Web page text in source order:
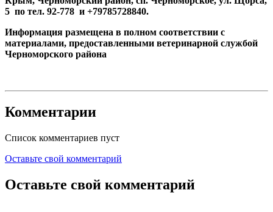
5 по тел. 92-778 и +79785728840.
Информация размещена в полном соответствии с
материалами, предоставленными ветеринарной службой
Черноморского района
Комментарии
Список комментариев пуст
Оставьте свой комментарий
Оставьте свой комментарий